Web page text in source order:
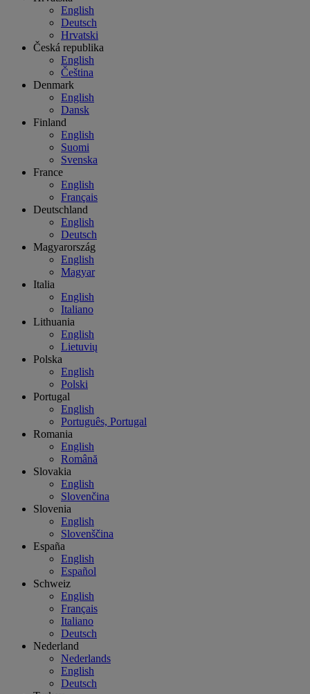
English
Deutsch
Hrvatski
Česká republika
English
Čeština
Denmark
English
Dansk
Finland
English
Suomi
Svenska
France
English
Français
Deutschland
English
Deutsch
Magyarország
English
Magyar
Italia
English
Italiano
Lithuania
English
Lietuvių
Polska
English
Polski
Portugal
English
Português, Portugal
Romania
English
Română
Slovakia
English
Slovenčina
Slovenia
English
Slovenščina
España
English
Español
Schweiz
English
Français
Italiano
Deutsch
Nederland
Nederlands
English
Deutsch